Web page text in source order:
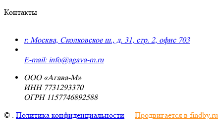
Контакты
г. Москва, Сколковское ш., д. 31, стр. 2, офис 703
E-mail: info@agava-m.ru
ООО «Агава-М»
ИНН 7731293370
ОГРН 1157746892588
© . Политика конфиденциальности Продвигается в findby.ru